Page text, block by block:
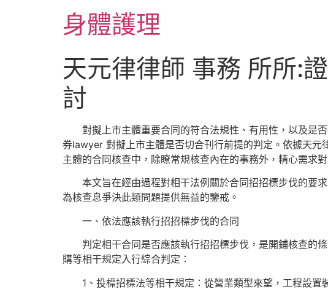
身體護理
天元律律師 事務 所所:
討
對擬上市主體重要合同的符合法規性、有用性，以及是否
券lawyer 對擬上市主體是否切合刊行前提的判定。依據天元
主體的合同核查中，除瞭常規核查內在的事務外，精心需求
本文旨在經由過程對相干法例關於合同招招標步伐的要求
為核查息爭決此類問題提供無益的鑒戒。
一、依法應該執行招招標步伐的合同
判定相干合同是否應該執行招招標步伐，是開鋪核查的
購等相干規定入行綜合判定：
1、投標招標法等相干規定：從營業類型來望，工程設置